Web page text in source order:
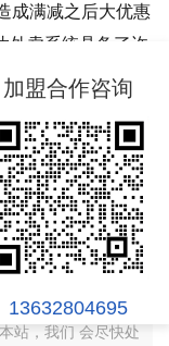
加盟合作咨询
13632804695
成满减之后大优惠
外卖系统具备了许
这些功能版块，
呢？
投稿，本网站只负
更多信息之 目
实性，如本站文章
站，我们 会尽快处